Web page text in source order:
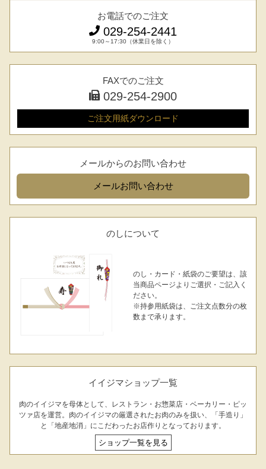
お中元ハムギフ
ト
結婚内祝い
長寿祝い 高級肉ギフト 法人ギフト
LINEギフト ふるさと納税
お電話でのご注文
029-254-2441
9:00～17:30（休業日を除く）
FAXでのご注文
029-254-2900
ご注文用紙ダウンロード
メールからのお問い合わせ
メールお問い合わせ
のしについて
のし・カード・紙袋のご要望は、該
当商品ページよりご選択・ご記入く
ださい。
※持参用紙袋は、ご注文点数分の枚
数まで承ります。
イイジマショップ一覧
肉のイイジマを母体として、レストラン・お惣菜店・ベーカリー・ピッ
ツァ店を運営。肉のイイジマの厳選されたお肉のみを扱い、「手造り」
と「地産地消」にこだわったお店作りとなっております。
ショップ一覧を見る